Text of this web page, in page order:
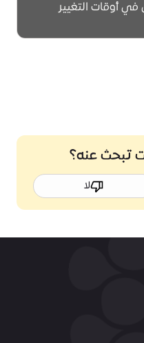
أوقات التغيير
تبحث عنه؟
لا